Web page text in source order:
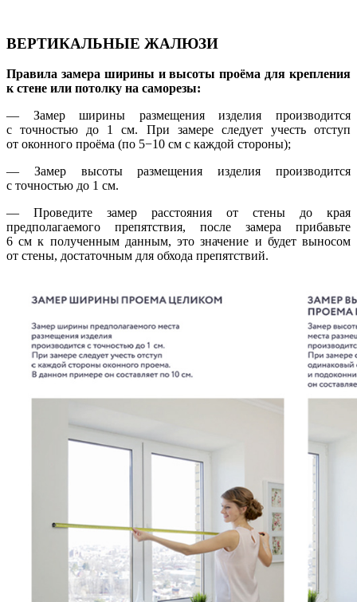
ВЕРТИКАЛЬНЫЕ ЖАЛЮЗИ
Правила замера ширины и высоты проёма для крепления
к стене или потолку на саморезы:
— Замер ширины размещения изделия производится
с точностью до 1 см. При замере следует учесть отступ
от оконного проёма (по 5−10 см с каждой стороны);
— Замер высоты размещения изделия производится
с точностью до 1 см.
— Проведите замер расстояния от стены до края
предполагаемого препятствия, после замера прибавьте
6 см к полученным данным, это значение и будет выносом
от стены, достаточным для обхода препятствий.